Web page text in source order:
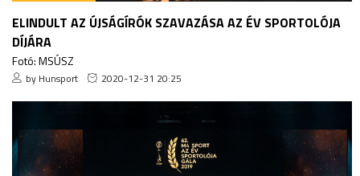
ELINDULT AZ ÚJSÁGÍRÓK SZAVAZÁSA AZ ÉV SPORTOLÓJA
DÍJÁRA
Fotó: MSÚSZ
by Hunsport 2020-12-31 20:25